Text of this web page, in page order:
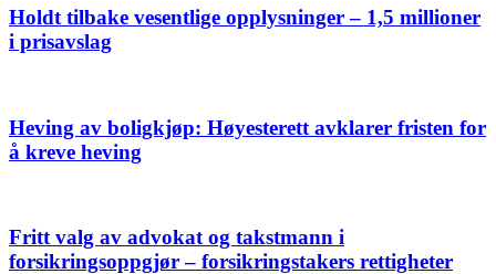
Holdt tilbake vesentlige opplysninger – 1,5 millioner
i prisavslag
Heving av boligkjøp: Høyesterett avklarer fristen for
å kreve heving
Fritt valg av advokat og takstmann i
forsikringsoppgjør – forsikringstakers rettigheter